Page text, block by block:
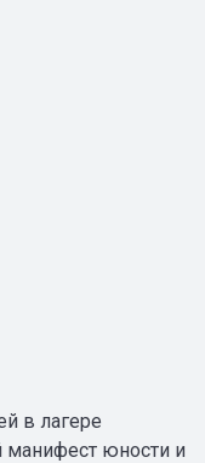
в лагере
манифест юности и